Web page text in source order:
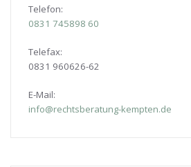
Telefon:
0831 745898 60
Telefax:
0831 960626-62
E-Mail:
info@rechtsberatung-kempten.de